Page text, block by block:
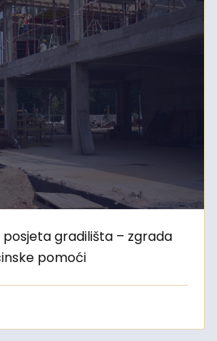
gradilišta – zgrada
pomoći